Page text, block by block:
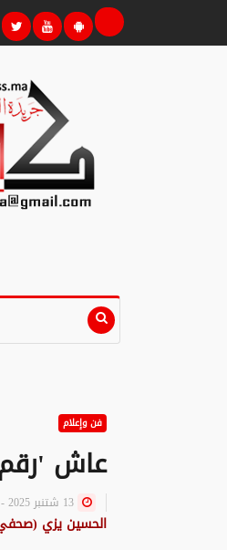
فن وإعلام
عاش 'رقم
الحسين يزي